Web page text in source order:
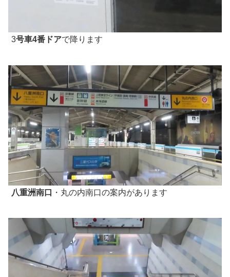
3号車4番ドアで降ります
八重洲南口 ・丸の内南口の案内があります